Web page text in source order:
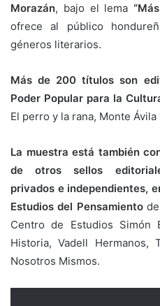
Morazán, bajo el lema
ofrece al público
géneros literarios.
Más de 200 títulos son
Poder Popular para la
El perro y la rana, Monte
La muestra está también
de otros sellos
privados e independientes,
Estudios del Pensamiento
Centro de Estudios Simón
Historia, Vadell Hermanos,
Nosotros Mismos.